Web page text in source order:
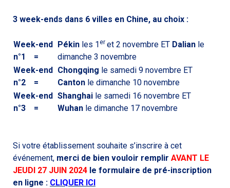
3 week-ends dans 6 villes en Chine, au choix :
Week-end
n°1 =
Pékin les 1er et 2 novembre ET Dalian le
dimanche 3 novembre
Week-end
n°2 =
Chongqing le samedi 9 novembre ET
Canton le dimanche 10 novembre
Week-end
n°3 =
Shanghai le samedi 16 novembre ET
Wuhan le dimanche 17 novembre
Si votre établissement souhaite s’inscrire à cet
événement, merci de bien vouloir remplir AVANT LE
JEUDI 27 JUIN 2024 le formulaire de pré-inscription
en ligne : CLIQUER ICI